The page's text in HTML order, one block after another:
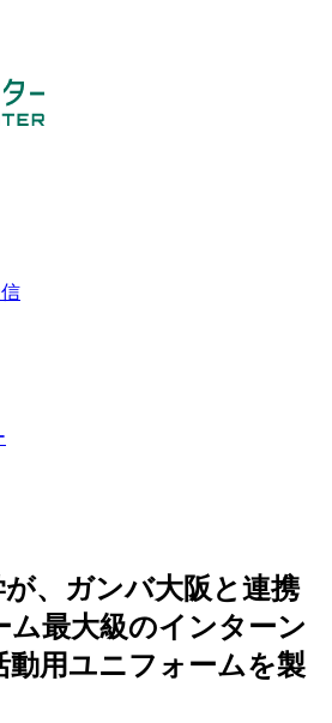
、ガンバ大阪と連携
ム最大級のインターン
動用ユニフォームを製